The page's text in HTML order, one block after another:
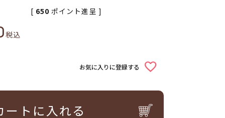
税込
[ 650 ポイント進呈 ]
お気に入りに登録する
ートに入れる